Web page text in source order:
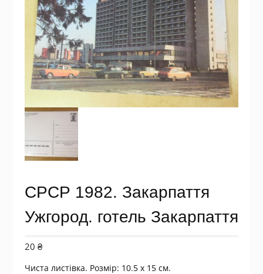
СРСР 1982. Закарпаття
Ужгород. готель Закарпаття
20 ₴
Чиста листівка. Розмір: 10.5 х 15 см.